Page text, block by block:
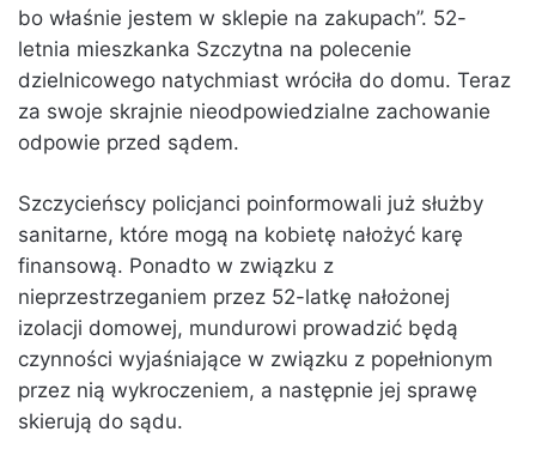
bo właśnie jestem w sklepie na zakupach”. 52-
letnia mieszkanka Szczytna na polecenie
dzielnicowego natychmiast wróciła do domu. Teraz
za swoje skrajnie nieodpowiedzialne zachowanie
odpowie przed sądem.
Szczycieńscy policjanci poinformowali już służby
sanitarne, które mogą na kobietę nałożyć karę
finansową. Ponadto w związku z
nieprzestrzeganiem przez 52-latkę nałożonej
izolacji domowej, mundurowi prowadzić będą
czynności wyjaśniające w związku z popełnionym
przez nią wykroczeniem, a następnie jej sprawę
skierują do sądu.